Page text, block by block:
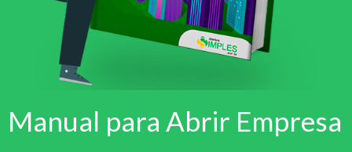
Manual para Abrir Empresa